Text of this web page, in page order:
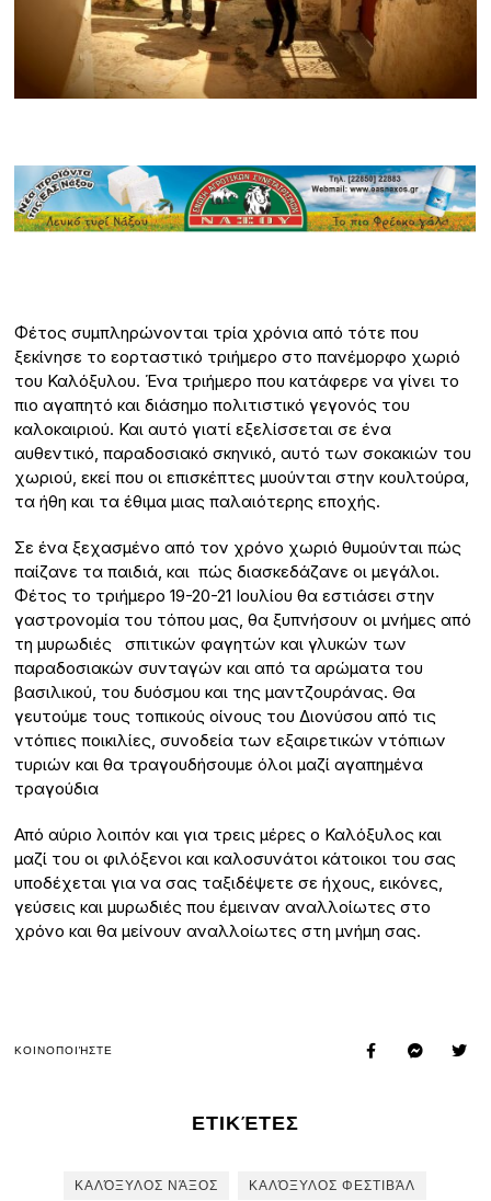
Φέτος συμπληρώνονται τρία χρόνια από τότε που
ξεκίνησε το εορταστικό τριήμερο στο πανέμορφο χωριό
του Καλόξυλου. Ένα τριήμερο που κατάφερε να γίνει το
πιο αγαπητό και διάσημο πολιτιστικό γεγονός του
καλοκαιριού. Και αυτό γιατί εξελίσσεται σε ένα
αυθεντικό, παραδοσιακό σκηνικό, αυτό των σοκακιών του
χωριού, εκεί που οι επισκέπτες μυούνται στην κουλτούρα,
τα ήθη και τα έθιμα μιας παλαιότερης εποχής.
Σε ένα ξεχασμένο από τον χρόνο χωριό θυμούνται πώς
παίζανε τα παιδιά, και πώς διασκεδάζανε οι μεγάλοι.
Φέτος το τριήμερο 19-20-21 Ιουλίου θα εστιάσει στην
γαστρονομία του τόπου μας, θα ξυπνήσουν οι μνήμες από
τη μυρωδιές σπιτικών φαγητών και γλυκών των
παραδοσιακών συνταγών και από τα αρώματα του
βασιλικού, του δυόσμου και της μαντζουράνας. Θα
γευτούμε τους τοπικούς οίνους του Διονύσου από τις
ντόπιες ποικιλίες, συνοδεία των εξαιρετικών ντόπιων
τυριών και θα τραγουδήσουμε όλοι μαζί αγαπημένα
τραγούδια
Από αύριο λοιπόν και για τρεις μέρες ο Καλόξυλος και
μαζί του οι φιλόξενοι και καλοσυνάτοι κάτοικοι του σας
υποδέχεται για να σας ταξιδέψετε σε ήχους, εικόνες,
γεύσεις και μυρωδιές που έμειναν αναλλοίωτες στο
χρόνο και θα μείνουν αναλλοίωτες στη μνήμη σας.
ΚΟΙΝΟΠΟΙΉΣΤΕ
ΕΤΙΚΈΤΕΣ
ΚΑΛΌΞΥΛΟΣ ΝΆΞΟΣ ΚΑΛΌΞΥΛΟΣ ΦΕΣΤΙΒΆΛ